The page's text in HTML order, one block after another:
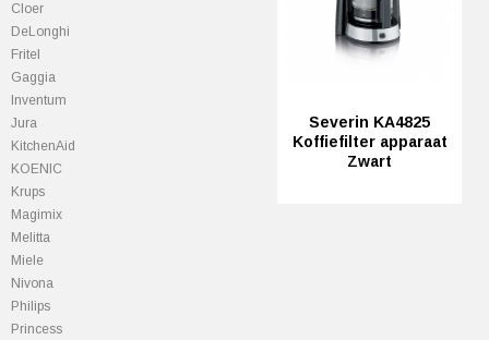
Cloer
DeLonghi
Fritel
Gaggia
Inventum
Jura
KitchenAid
KOENIC
Krups
Magimix
Melitta
Miele
Nivona
Philips
Princess
Severin KA4825
Koffiefilter apparaat
Zwart